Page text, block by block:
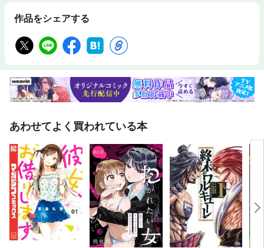
作品をシェアする
あわせてよく買われている本